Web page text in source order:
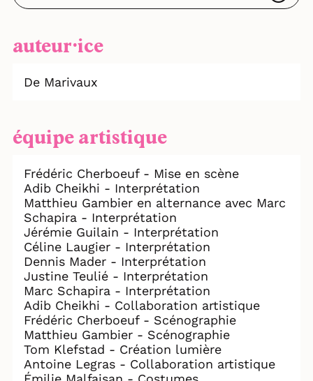
auteur⸱ice
De Marivaux
équipe artistique
Frédéric Cherboeuf - Mise en scène
Adib Cheikhi - Interprétation
Matthieu Gambier en alternance avec Marc
Schapira - Interprétation
Jérémie Guilain - Interprétation
Céline Laugier - Interprétation
Dennis Mader - Interprétation
Justine Teulié - Interprétation
Marc Schapira - Interprétation
Adib Cheikhi - Collaboration artistique
Frédéric Cherboeuf - Scénographie
Matthieu Gambier - Scénographie
Tom Klefstad - Création lumière
Antoine Legras - Collaboration artistique